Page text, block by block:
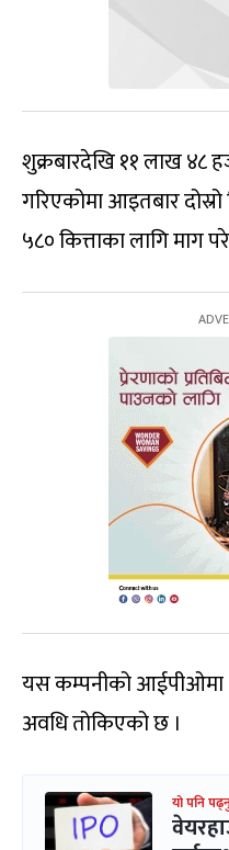
शुक्रबारदेखि ११ लाख ४८
गरिएकोमा आइतबार
५८० कित्ताका लागि माग
यस कम्पनीको
अवधि तोकिएको छ ।
यो पनि